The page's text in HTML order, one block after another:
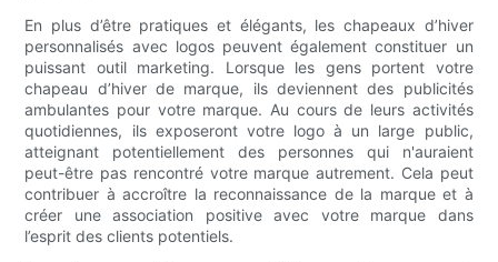
En plus d’être pratiques et élégants, les chapeaux d’hiver
personnalisés avec logos peuvent également constituer un
puissant outil marketing. Lorsque les gens portent votre
chapeau d’hiver de marque, ils deviennent des publicités
ambulantes pour votre marque. Au cours de leurs activités
quotidiennes, ils exposeront votre logo à un large public,
atteignant potentiellement des personnes qui n'auraient
peut-être pas rencontré votre marque autrement. Cela peut
contribuer à accroître la reconnaissance de la marque et à
créer une association positive avec votre marque dans
l’esprit des clients potentiels.